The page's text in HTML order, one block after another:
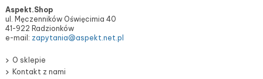
Aspekt.Shop
ul. Męczenników Oświęcimia 40
41-922 Radzionków
e-mail: zapytania@aspekt.net.pl
O sklepie
Kontakt z nami